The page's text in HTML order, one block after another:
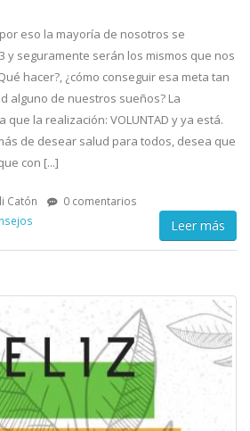
eso la mayoría de nosotros se
y seguramente serán los mismos que nos
hacer?, ¿cómo conseguir esa meta tan
alguno de nuestros sueños? La
la realización: VOLUNTAD y ya está.
de desear salud para todos, desea que
con [...]
Catón
0 comentarios
Leer más